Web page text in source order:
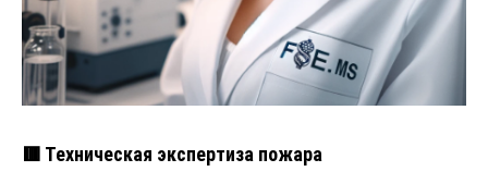
🟥 Техническая экспертиза пожара